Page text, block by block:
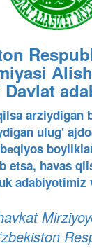
arziydigan
ulug'
etsa, havas
adabiyotimiz